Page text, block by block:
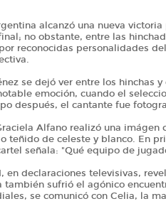
alcanzó una nueva
no obstante, entre las
reconocidas personalidades
se dejó ver entre los
emoción, cuando el
después, el cantante fue
Alfano realizó una
teñido de celeste y blanco. En
señala: "Qué equipo de
en declaraciones televisivas,
también sufrió el agónico
se comunicó con Celia, la